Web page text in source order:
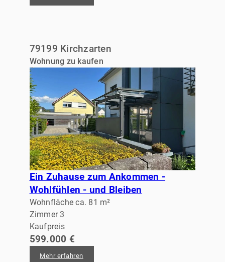
79199 Kirchzarten
Wohnung zu kaufen
Ein Zuhause zum Ankommen -
Wohlfühlen - und Bleiben
Wohnfläche ca. 81 m²
Zimmer 3
Kaufpreis
599.000 €
Mehr erfahren